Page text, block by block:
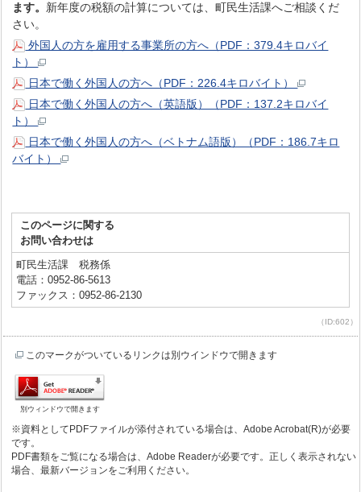
ます。 新年度の税額の計算については、町民生活課へご相談くだ
さい。
外国人の方を雇用する事業所の方へ（PDF：379.4キロバイ
ト）
日本で働く外国人の方へ（PDF：226.4キロバイト）
日本で働く外国人の方へ（英語版）（PDF：137.2キロバイ
ト）
日本で働く外国人の方へ（ベトナム語版）（PDF：186.7キロ
バイト）
このページに関する
お問い合わせは
町民生活課 税務係
電話：0952-86-5613
ファックス：0952-86-2130
（ID:602）
このマークがついているリンクは別ウインドウで開きます
別ウィンドウで開きます
※資料としてPDFファイルが添付されている場合は、Adobe Acrobat(R)が必要
です。
PDF書類をご覧になる場合は、Adobe Readerが必要です。正しく表示されない
場合、最新バージョンをご利用ください。